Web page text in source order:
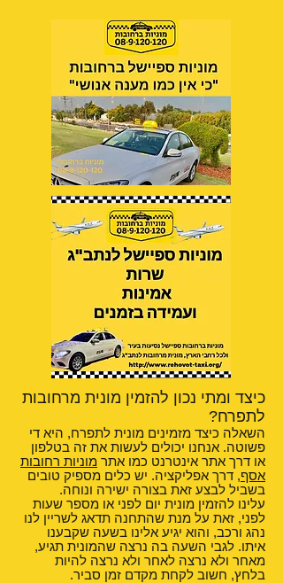
כיצד ומתי נכון להזמין מונית מרחובות
לתפרח?
השאלה כיצד מזמינים מונית לתפרח, היא די
פשוטה. אנחנו יכולים לעשות את זה בטלפון
או דרך אתר אינטרנט כמו אתר מוניות רחובות
אסף, דרך אפליקציה. יש כלים מספיק טובים
בשביל לבצע זאת בצורה ישירה ונוחה.
עלינו להזמין מונית יום לפני או מספר שעות
לפני, זאת על מנת שהתחנה תדאג לשריין לנו
נהג ורכב, והוא יגיע אלינו בשעה שקבענו
איתו. לגבי השעה בה נרצה שהמונית תגיע,
מאחר ולא נרצה לאחר ולא נרצה להיות
בלחץ, חשוב לקחת מקדם זמן סביר.